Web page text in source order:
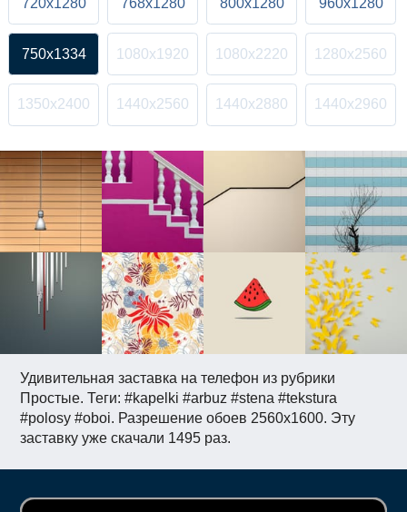
Удивительная заставка на телефон из рубрики
Простые. Теги: #kapelki #arbuz #stena #tekstura
#polosy #oboi. Разрешение обоев 2560x1600. Эту
заставку уже скачали 1495 раз.
750x1334 1080x1920 1080x2220 1280x2560
1350x2400 1440x2560 1440x2880 1440x2960